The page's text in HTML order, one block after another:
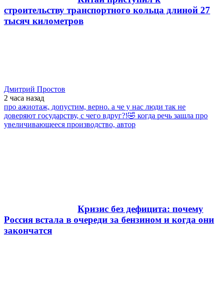
строительству транспортного кольца длиной 27
тысяч километров
Дмитрий Простов
2 часа назад
про ажиотаж, допустим, верно. а че у нас люди так не
доверяют государству, с чего вдруг?!🤣 когда речь зашла про
увеличивающееся производство, автор
Кризис без дефицита: почему
Россия встала в очереди за бензином и когда они
закончатся